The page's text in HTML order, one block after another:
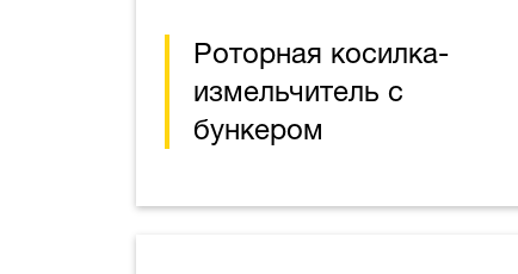
Роторная косилка-
измельчитель с
бункером